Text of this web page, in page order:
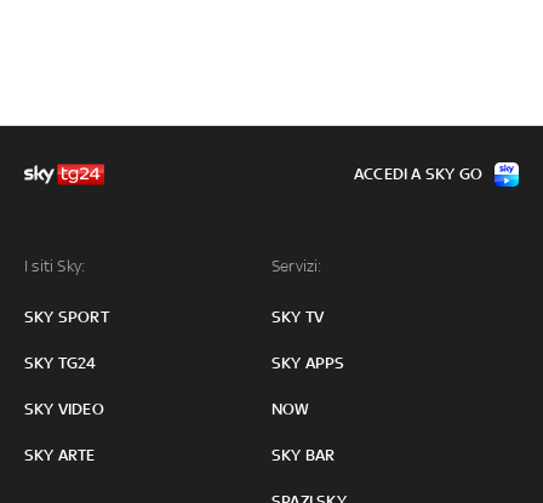
I siti Sky:
SKY SPORT
SKY TG24
SKY VIDEO
SKY ARTE
Servizi:
SKY TV
SKY APPS
NOW
SKY BAR
ACCEDI A SKY GO